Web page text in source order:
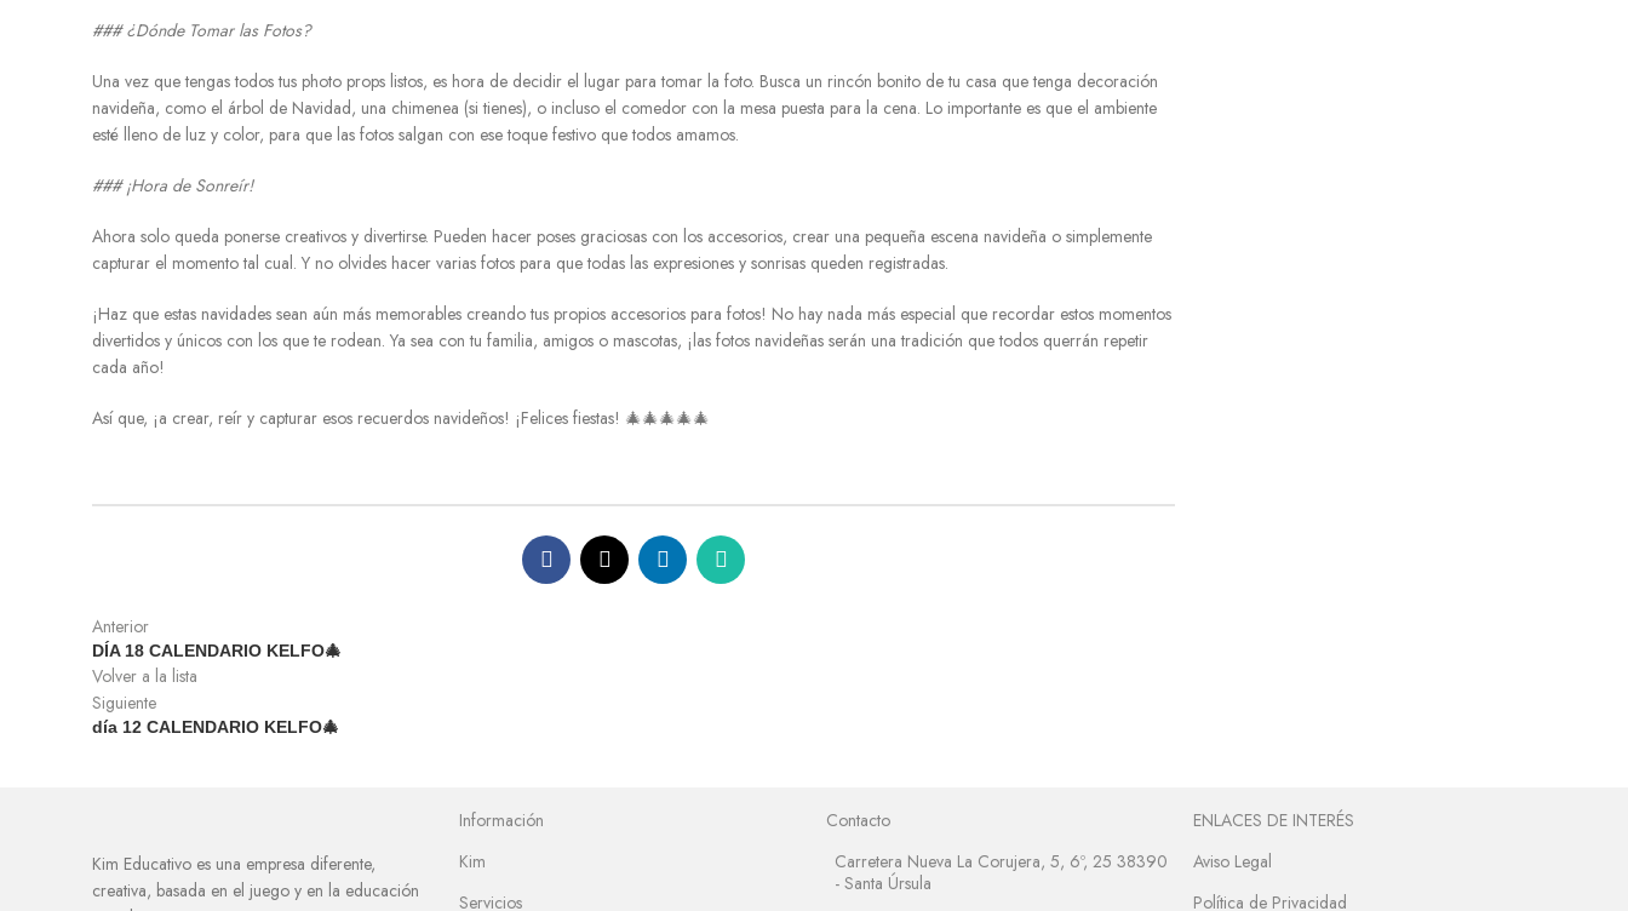
### ¿Dónde Tomar las Fotos?
Una vez que tengas todos tus photo props listos, es hora de decidir el lugar para tomar la foto. Busca un rincón bonito de tu casa que tenga decoración
navideña, como el árbol de Navidad, una chimenea (si tienes), o incluso el comedor con la mesa puesta para la cena. Lo importante es que el ambiente
esté lleno de luz y color, para que las fotos salgan con ese toque festivo que todos amamos.
### ¡Hora de Sonreír!
Ahora solo queda ponerse creativos y divertirse. Pueden hacer poses graciosas con los accesorios, crear una pequeña escena navideña o simplemente
capturar el momento tal cual. Y no olvides hacer varias fotos para que todas las expresiones y sonrisas queden registradas.
¡Haz que estas navidades sean aún más memorables creando tus propios accesorios para fotos! No hay nada más especial que recordar estos momentos
divertidos y únicos con los que te rodean. Ya sea con tu familia, amigos o mascotas, ¡las fotos navideñas serán una tradición que todos querrán repetir
cada año!
Así que, ¡a crear, reír y capturar esos recuerdos navideños! ¡Felices fiestas! 🎄🎄🎄🎄🎄
Anterior
DÍA 18 CALENDARIO KELFO🎄
Volver a la lista
Siguiente
día 12 CALENDARIO KELFO🎄
Kim Educativo es una empresa diferente,
creativa, basada en el juego y en la educación
Información
Kim
Servicios
Contacto
Carretera Nueva La Corujera, 5, 6º, 25 38390
- Santa Úrsula
ENLACES DE INTERÉS
Aviso Legal
Política de Privacidad